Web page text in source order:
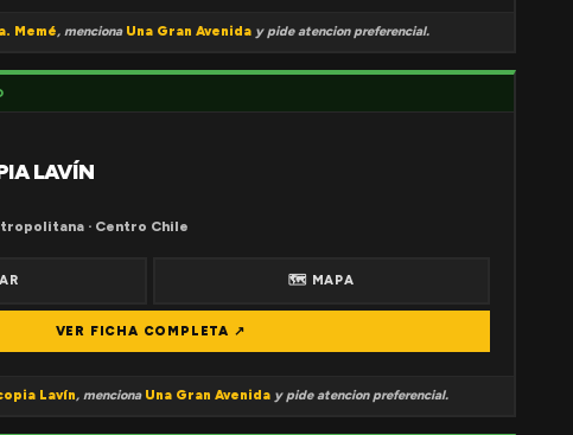
Memé, menciona Una Gran Avenida y pide atencion preferencial.
LAVÍN
· Centro Chile
🗺 MAPA
VER FICHA COMPLETA ↗
Lavín, menciona Una Gran Avenida y pide atencion preferencial.